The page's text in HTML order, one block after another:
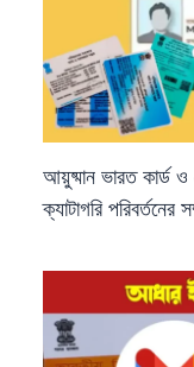
আয়ুষ্মান ভারত কার্ড
ক্যাটাগরি